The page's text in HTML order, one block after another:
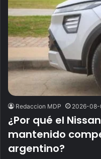
Redaccion MDP 2026-
¿Por qué el
mantenido
argentino?